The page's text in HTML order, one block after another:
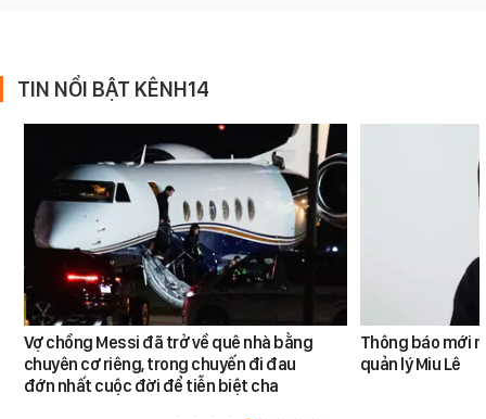
TIN NỔI BẬT KÊNH14
Vợ chồng Messi đã trở về quê nhà bằng
chuyên cơ riêng, trong chuyến đi đau
đớn nhất cuộc đời để tiễn biệt cha
Thông báo mới
quản lý Miu Lê